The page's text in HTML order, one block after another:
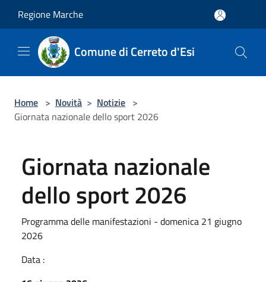
Regione Marche
Comune di Cerreto d'Esi
Home > Novità > Notizie >
Giornata nazionale dello sport 2026
Giornata nazionale
dello sport 2026
Programma delle manifestazioni - domenica 21 giugno
2026
Data :